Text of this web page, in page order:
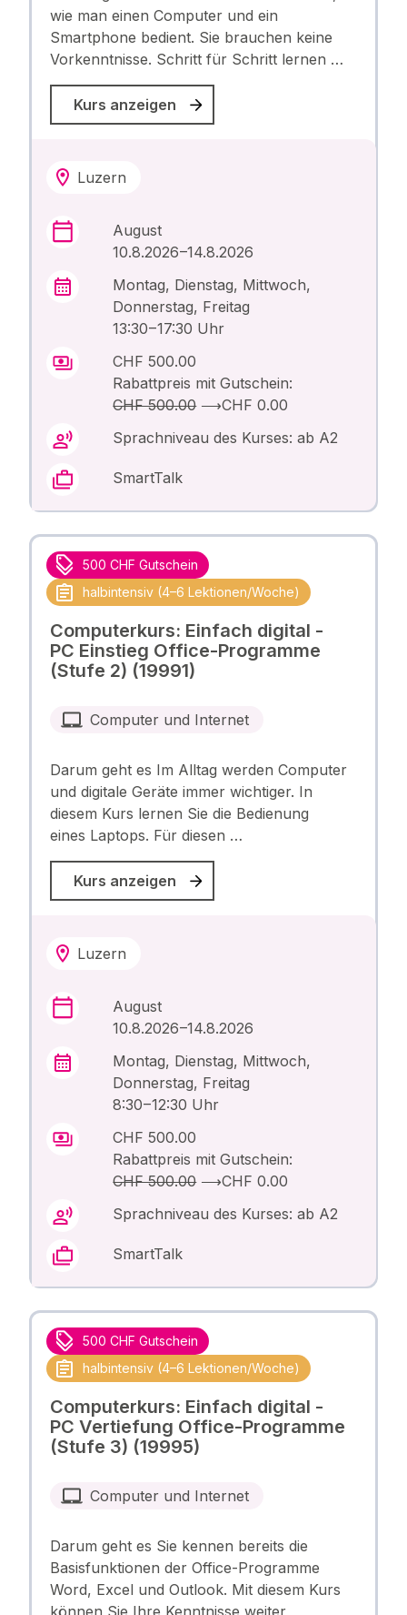
wie man einen Computer und ein
Smartphone bedient. Sie brauchen keine
Vorkenntnisse. Schritt für Schritt lernen …
Kurs anzeigen
Luzern
August
10.8.2026 –14.8.2026
Montag, Dienstag, Mittwoch,
Donnerstag, Freitag
13:30 – 17:30 Uhr
CHF 500.00
Rabattpreis mit Gutschein:
CHF 500.00⟶CHF 0.00
Sprachniveau des Kurses: ab A2
SmartTalk
500 CHF Gutschein
halbintensiv (4–6 Lektionen/Woche)
Computerkurs: Einfach digital -
PC Einstieg Office-Programme
(Stufe 2) (19991)
Computer und Internet
Darum geht es Im Alltag werden Computer
und digitale Geräte immer wichtiger. In
diesem Kurs lernen Sie die Bedienung
eines Laptops. Für diesen …
Kurs anzeigen
Luzern
August
10.8.2026 –14.8.2026
Montag, Dienstag, Mittwoch,
Donnerstag, Freitag
8:30 – 12:30 Uhr
CHF 500.00
Rabattpreis mit Gutschein:
CHF 500.00⟶CHF 0.00
Sprachniveau des Kurses: ab A2
SmartTalk
500 CHF Gutschein
halbintensiv (4–6 Lektionen/Woche)
Computerkurs: Einfach digital -
PC Vertiefung Office-Programme
(Stufe 3) (19995)
Computer und Internet
Darum geht es Sie kennen bereits die
Basisfunktionen der Office-Programme
Word, Excel und Outlook. Mit diesem Kurs
können Sie Ihre Kenntnisse weiter